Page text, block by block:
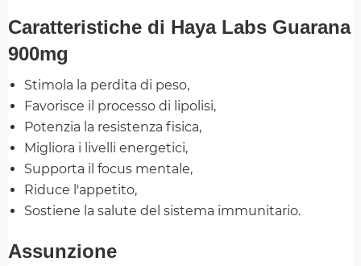
Caratteristiche di Haya Labs Guarana
900mg
Stimola la perdita di peso,
Favorisce il processo di lipolisi,
Potenzia la resistenza fisica,
Migliora i livelli energetici,
Supporta il focus mentale,
Riduce l'appetito,
Sostiene la salute del sistema immunitario.
Assunzione